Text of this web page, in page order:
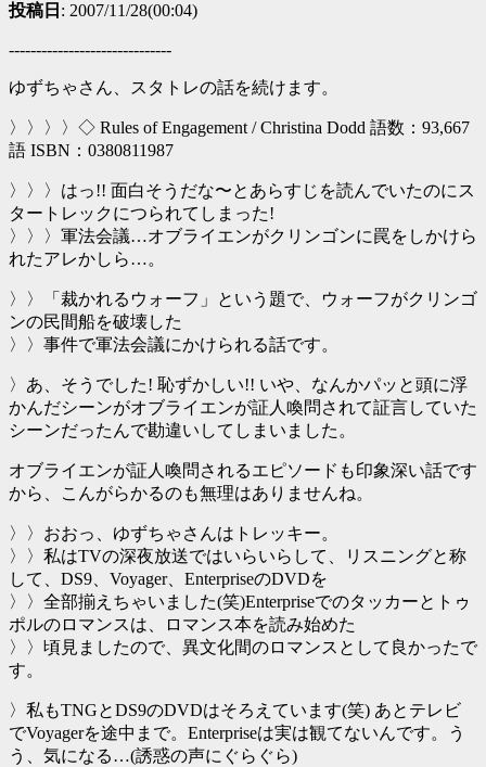
投稿日 : 2007/11/28(00:04)
------------------------------
ゆずちゃさん、スタトレの話を続けます。
〉〉〉〉◇ Rules of Engagement / Christina Dodd 語数：93,667
語 ISBN：0380811987
〉〉〉はっ!! 面白そうだな〜とあらすじを読んでいたのにス
タートレックにつられてしまった!
〉〉〉軍法会議…オブライエンがクリンゴンに罠をしかけら
れたアレかしら…。
〉〉「裁かれるウォーフ」という題で、ウォーフがクリンゴ
ンの民間船を破壊した
〉〉事件で軍法会議にかけられる話です。
〉あ、そうでした! 恥ずかしい!! いや、なんかパッと頭に浮
かんだシーンがオブライエンが証人喚問されて証言していた
シーンだったんで勘違いしてしまいました。
オブライエンが証人喚問されるエピソードも印象深い話です
から、こんがらかるのも無理はありませんね。
〉〉おおっ、ゆずちゃさんはトレッキー。
〉〉私はTVの深夜放送ではいらいらして、リスニングと称
して、DS9、Voyager、EnterpriseのDVDを
〉〉全部揃えちゃいました(笑)Enterpriseでのタッカーとトゥ
ポルのロマンスは、ロマンス本を読み始めた
〉〉頃見ましたので、異文化間のロマンスとして良かったで
す。
〉私もTNGとDS9のDVDはそろえています(笑) あとテレビ
でVoyagerを途中まで。Enterpriseは実は観てないんです。う
う、気になる…(誘惑の声にぐらぐら)